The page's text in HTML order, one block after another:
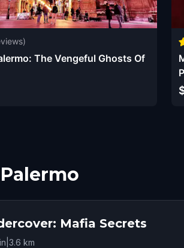
The Vengeful Ghosts Of
Mafia Secrets
3.6 km